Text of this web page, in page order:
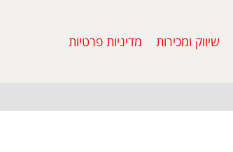
שיווק ומכירות מדיניות פרטיות